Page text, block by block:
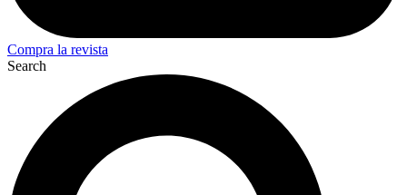
Compra la revista
Search